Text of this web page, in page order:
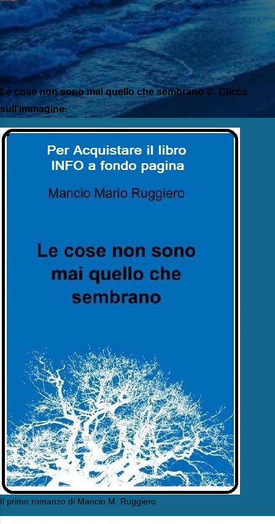
Le cose non sono mai quello che sembrano ©. Clicca
sull'immagine.
Il primo romanzo di Mancio M. Ruggiero